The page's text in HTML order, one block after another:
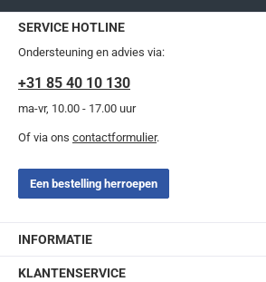
SERVICE HOTLINE
Ondersteuning en advies via:
+31 85 40 10 130
ma-vr, 10.00 - 17.00 uur
Of via ons contactformulier.
Een bestelling herroepen
INFORMATIE
KLANTENSERVICE